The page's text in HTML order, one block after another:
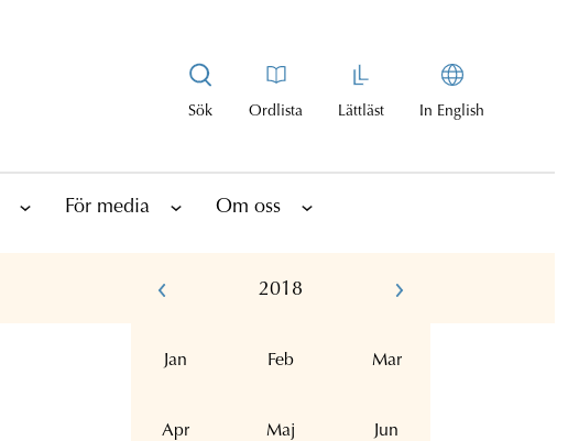
Sök Ordlista Lättläst In English
För media Om oss
2018
Jan Feb Mar
Apr Maj Jun